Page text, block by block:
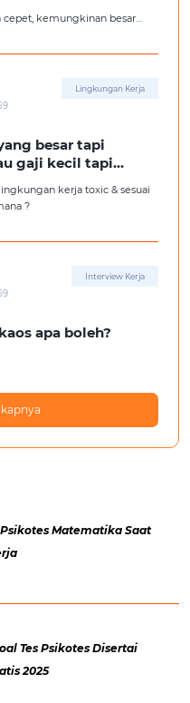
cepet, kemungkinan besar
semua, soalnya aku fresh
Lingkungan Kerja
besar tapi
gaji kecil tapi
kerja toxic & sesuai
?
Interview Kerja
apa boleh?
Matematika Saat
Tes Psikotes Disertai
2025